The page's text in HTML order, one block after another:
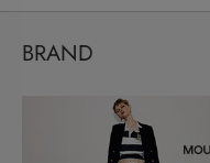
BRAND